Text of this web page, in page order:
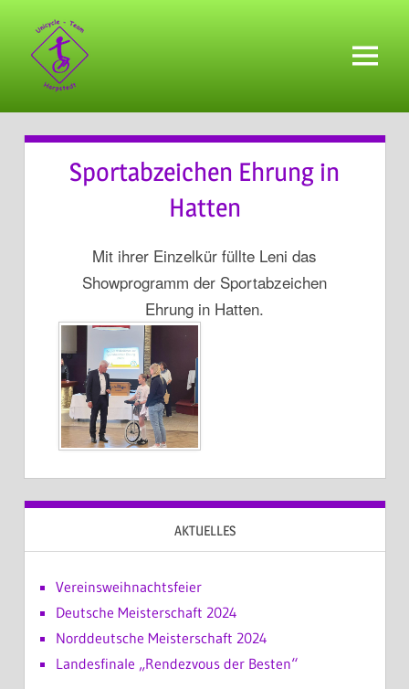
springen
Menü
Sportabzeichen Ehrung in
Hatten
Mit ihrer Einzelkür füllte Leni das
Showprogramm der Sportabzeichen
Ehrung in Hatten.
AKTUELLES
Vereinsweihnachtsfeier
Deutsche Meisterschaft 2024
Norddeutsche Meisterschaft 2024
Landesfinale „Rendezvous der Besten“